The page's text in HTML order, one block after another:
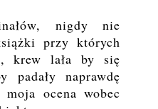
nigdy nie
przy których
krew lała by się
padały naprawdę
ocena wobec